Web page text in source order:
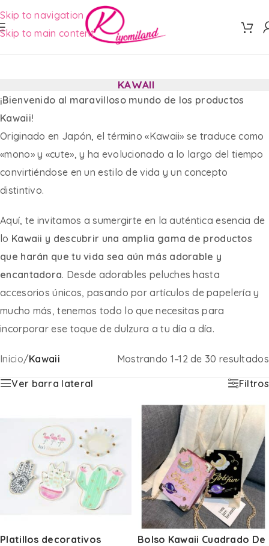
Skip to navigation
Skip to main content
KAWAII
¡Bienvenido al maravilloso mundo de los productos
Kawaii!
Originado en Japón, el término «Kawaii» se traduce como
«mono» y «cute», y ha evolucionado a lo largo del tiempo
convirtiéndose en un estilo de vida y un concepto
distintivo.
Aquí, te invitamos a sumergirte en la auténtica esencia de
lo Kawaii y descubrir una amplia gama de productos
que harán que tu vida sea aún más adorable y
encantadora. Desde adorables peluches hasta
accesorios únicos, pasando por artículos de papelería y
mucho más, tenemos todo lo que necesitas para
incorporar ese toque de dulzura a tu día a día.
Inicio/Kawaii Mostrando 1–12 de 30 resultados
Ver barra lateral Filtros
Platillos decorativos
Bolso Kawaii Cuadrado De